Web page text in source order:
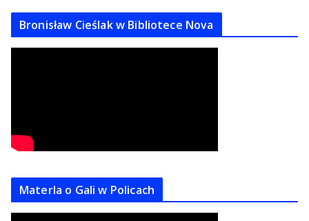
Bronisław Cieślak w Bibliotece Nova
Materla o Gali w Policach